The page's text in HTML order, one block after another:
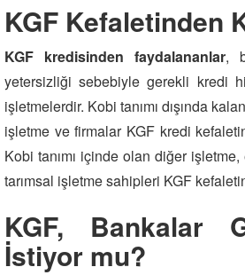
KGF Kefaletinden
KGF kredisinden faydalananlar,
yetersizliği sebebiyle gerekli kredi
işletmelerdir. Kobi tanımı dışında
işletme ve firmalar KGF kredi
Kobi tanımı içinde olan diğer
tarımsal işletme sahipleri KGF
KGF, Bankalar
İstiyor mu?